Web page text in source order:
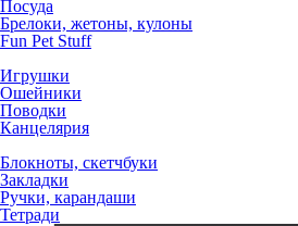
Посуда
Брелоки, жетоны, кулоны
Fun Pet Stuff
Игрушки
Ошейники
Поводки
Канцелярия
Блокноты, скетчбуки
Закладки
Ручки, карандаши
Тетради